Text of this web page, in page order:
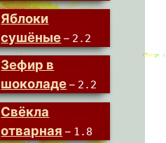
Яблоки
сушёные – 2.2
Зефир в
шоколаде – 2.2
Свёкла
отварная – 1.8